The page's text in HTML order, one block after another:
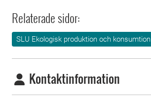
Relaterade sidor:
SLU Ekologisk produktion och konsumtion
Kontaktinformation